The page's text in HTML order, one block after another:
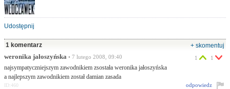
Udostępnij
1 komentarz
+ skomentuj
weronika jałoszyńska • 7 lutego 2008, 09:40
najsympatyczniejszym zawodnikiem zsostała weronika jałoszyńska
a najlepszym zawodnikiem został damian zasada
1 1
odpowiedz
ID:460